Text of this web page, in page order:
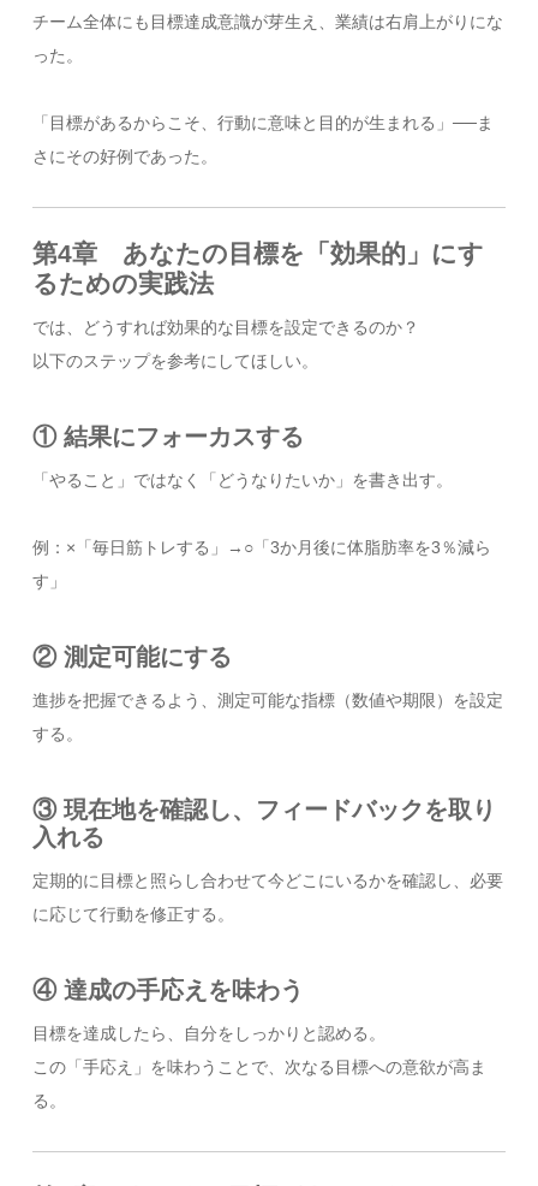
チーム全体にも目標達成意識が芽生え、業績は右肩上がりにな
った。
「目標があるからこそ、行動に意味と目的が生まれる」──ま
さにその好例であった。
第4章 あなたの目標を「効果的」にす
るための実践法
では、どうすれば効果的な目標を設定できるのか？
以下のステップを参考にしてほしい。
① 結果にフォーカスする
「やること」ではなく「どうなりたいか」を書き出す。
例：×「毎日筋トレする」→○「3か月後に体脂肪率を3％減ら
す」
② 測定可能にする
進捗を把握できるよう、測定可能な指標（数値や期限）を設定
する。
③ 現在地を確認し、フィードバックを取り
入れる
定期的に目標と照らし合わせて今どこにいるかを確認し、必要
に応じて行動を修正する。
④ 達成の手応えを味わう
目標を達成したら、自分をしっかりと認める。
この「手応え」を味わうことで、次なる目標への意欲が高ま
る。